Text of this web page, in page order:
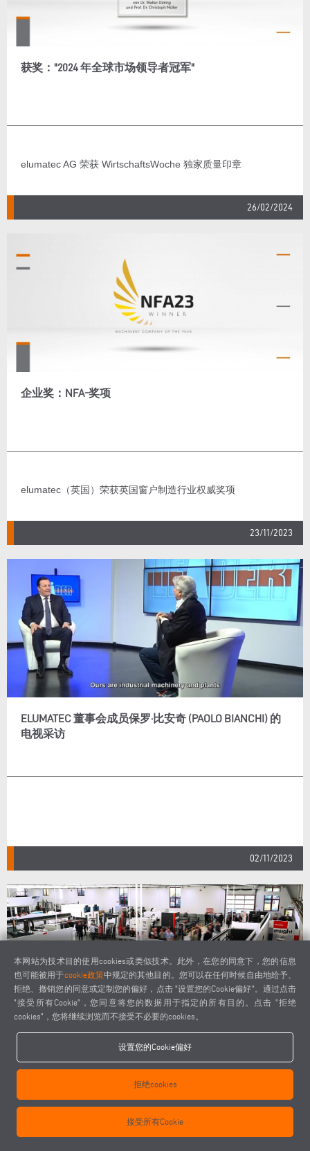
获奖："2024 年全球市场领导者冠军"
elumatec AG 荣获 WirtschaftsWoche 独家质量印章
26/02/2024
企业奖：NFA-奖项
elumatec（英国）荣获英国窗户制造行业权威奖项
23/11/2023
ELUMATEC 董事会成员保罗·比安奇 (PAOLO BIANCHI) 的
电视采访
02/11/2023
ELUMATEC INSIGHT 2023:客户对德国 MÜHLACKER 信息
中心创纪录活动中的无缝焊接解决方案深表赞叹
本网站为技术目的使用cookies或类似技术。此外，在您的同意下，您的信息
也可能被用于cookie政策中规定的其他目的。您可以在任何时候自由地给予、
拒绝、撤销您的同意或定制您的偏好，点击 "设置您的Cookie偏好"。通过点击
"接受所有Cookie"，您同意将您的数据用于指定的所有目的。点击 "拒绝
cookies"，您将继续浏览而不接受不必要的cookies。
设置您的Cookie偏好
拒绝cookies
接受所有Cookie